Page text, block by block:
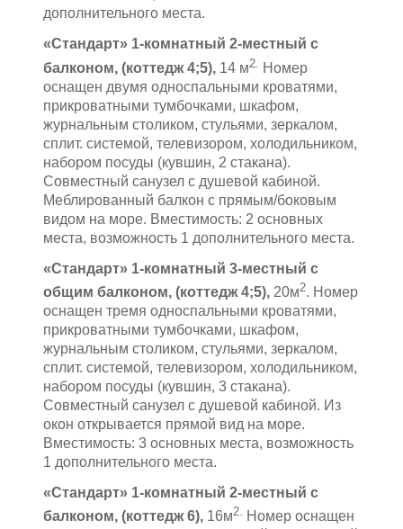
дополнительного места.
«Стандарт» 1-комнатный 2-местный с
балконом, (коттедж 4;5), 14 м2
Номер
оснащен двумя односпальными кроватями,
прикроватными тумбочками, шкафом,
журнальным столиком, стульями, зеркалом,
сплит. системой, телевизором, холодильником,
набором посуды (кувшин, 2 стакана).
Совместный санузел с душевой кабиной.
Меблированный балкон с прямым/боковым
видом на море. Вместимость: 2 основных
места, возможность 1 дополнительного места.
«Стандарт» 1-комнатный 3-местный с
общим балконом, (коттедж 4;5), 20м2. Номер
оснащен тремя односпальными кроватями,
прикроватными тумбочками, шкафом,
журнальным столиком, стульями, зеркалом,
сплит. системой, телевизором, холодильником,
набором посуды (кувшин, 3 стакана).
Совместный санузел с душевой кабиной. Из
окон открывается прямой вид на море.
Вместимость: 3 основных места, возможность
1 дополнительного места.
«Стандарт» 1-комнатный 2-местный с
балконом, (коттедж 6), 16м2. Номер оснащен